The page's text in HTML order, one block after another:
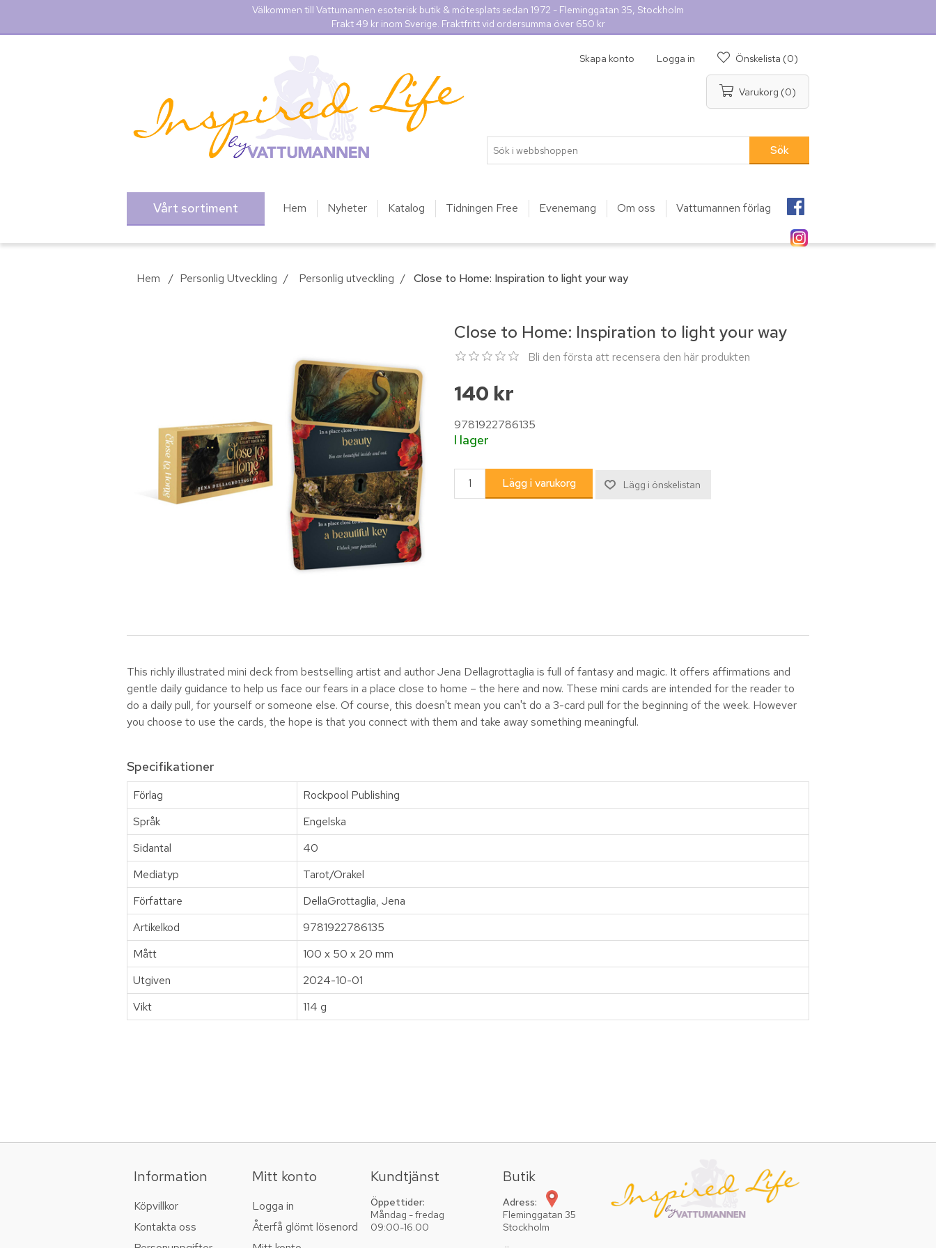
Välkommen till Vattumannen esoterisk butik & mötesplats sedan 1972 - Fleminggatan 35, Stockholm
Frakt 49 kr inom Sverige. Fraktfritt vid ordersumma över 650 kr
Skapa konto Logga in Önskelista (0)
Varukorg (0)
Vårt sortiment Hem Nyheter Katalog Tidningen Free Evenemang Om oss Vattumannen förlag
Hem / Personlig Utveckling / Personlig utveckling / Close to Home: Inspiration to light your way
Close to Home: Inspiration to light your way
Bli den första att recensera den här produkten
140 kr
9781922786135
I lager
This richly illustrated mini deck from bestselling artist and author Jena Dellagrottaglia is full of fantasy and magic. It offers affirmations and
gentle daily guidance to help us face our fears in a place close to home – the here and now. These mini cards are intended for the reader to
do a daily pull, for yourself or someone else. Of course, this doesn't mean you can't do a 3-card pull for the beginning of the week. However
you choose to use the cards, the hope is that you connect with them and take away something meaningful.
Specifikationer
Förlag
Rockpool Publishing
Språk
Engelska
Sidantal
40
Mediatyp
Tarot/Orakel
Författare
DellaGrottaglia, Jena
Artikelkod
9781922786135
Mått
100 x 50 x 20 mm
Utgiven
2024-10-01
Vikt
114 g
Information
Köpvillkor
Kontakta oss
Mitt konto
Logga in
Återfå glömt lösenord
Kundtjänst
Öppettider:
Måndag - fredag
09:00-16.00
Butik
Adress:
Fleminggatan 35
Stockholm